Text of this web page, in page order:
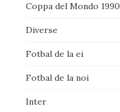
Coppa del Mondo 1990
Diverse
Fotbal de la ei
Fotbal de la noi
Inter